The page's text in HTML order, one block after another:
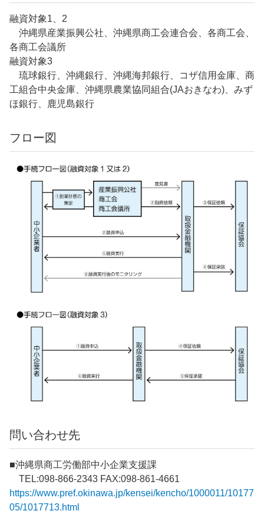
融資対象1、2
沖縄県産業振興公社、沖縄県商工会連合会、各商工会、
各商工会議所
融資対象3
琉球銀行、沖縄銀行、沖縄海邦銀行、コザ信用金庫、商
工組合中央金庫、沖縄県農業協同組合(JAおきなわ)、みず
ほ銀行、鹿児島銀行
フロー図
問い合わせ先
■沖縄県商工労働部中小企業支援課
TEL:098-866-2343 FAX:098-861-4661
https://www.pref.okinawa.jp/kensei/kencho/1000011/10177
05/1017713.html